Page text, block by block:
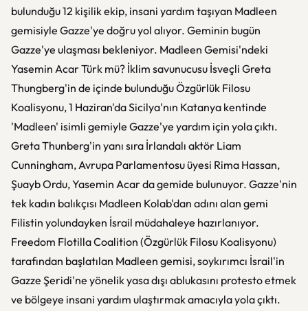
bulunduğu 12 kişilik ekip, insani yardım taşıyan Madleen
gemisiyle Gazze'ye doğru yol alıyor. Geminin bugün
Gazze'ye ulaşması bekleniyor. Madleen Gemisi'ndeki
Yasemin Acar Türk mü? İklim savunucusu İsveçli Greta
Thungberg'in de içinde bulunduğu Özgürlük Filosu
Koalisyonu, 1 Haziran'da Sicilya'nın Katanya kentinde
'Madleen' isimli gemiyle Gazze'ye yardım için yola çıktı.
Greta Thunberg'in yanı sıra İrlandalı aktör Liam
Cunningham, Avrupa Parlamentosu üyesi Rima Hassan,
Şuayb Ordu, Yasemin Acar da gemide bulunuyor. Gazze'nin
tek kadın balıkçısı Madleen Kolab'dan adını alan gemi
Filistin yolundayken İsrail müdahaleye hazırlanıyor.
Freedom Flotilla Coalition (Özgürlük Filosu Koalisyonu)
tarafından başlatılan Madleen gemisi, soykırımcı İsrail'in
Gazze Şeridi'ne yönelik yasa dışı ablukasını protesto etmek
ve bölgeye insani yardım ulaştırmak amacıyla yola çıktı.